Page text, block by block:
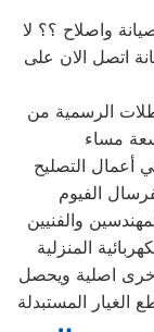
واصلاح ؟؟ لا
اتصل الان على
الرسمية من
مساء
أعمال التصليح
الفيوم
والفنيين
المنزلية
اصلية ويحصل